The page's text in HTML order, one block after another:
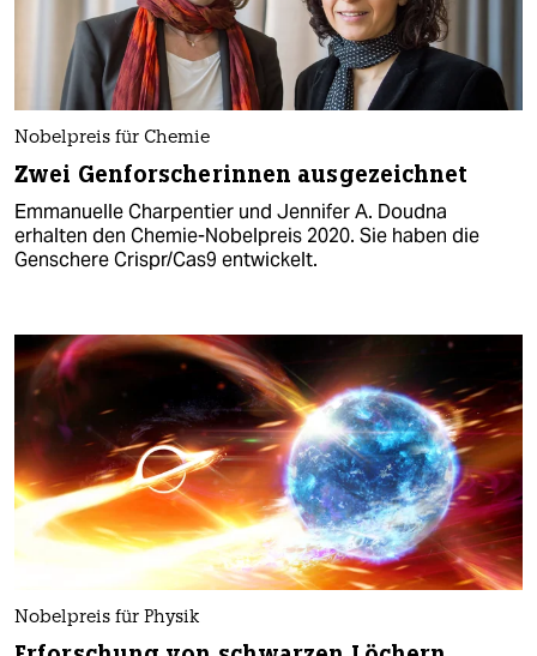
Nobelpreis für Chemie
Zwei Genforscherinnen ausgezeichnet
Emmanuelle Charpentier und Jennifer A. Doudna
erhalten den Chemie-Nobelpreis 2020. Sie haben die
Genschere Crispr/Cas9 entwickelt.
Nobelpreis für Physik